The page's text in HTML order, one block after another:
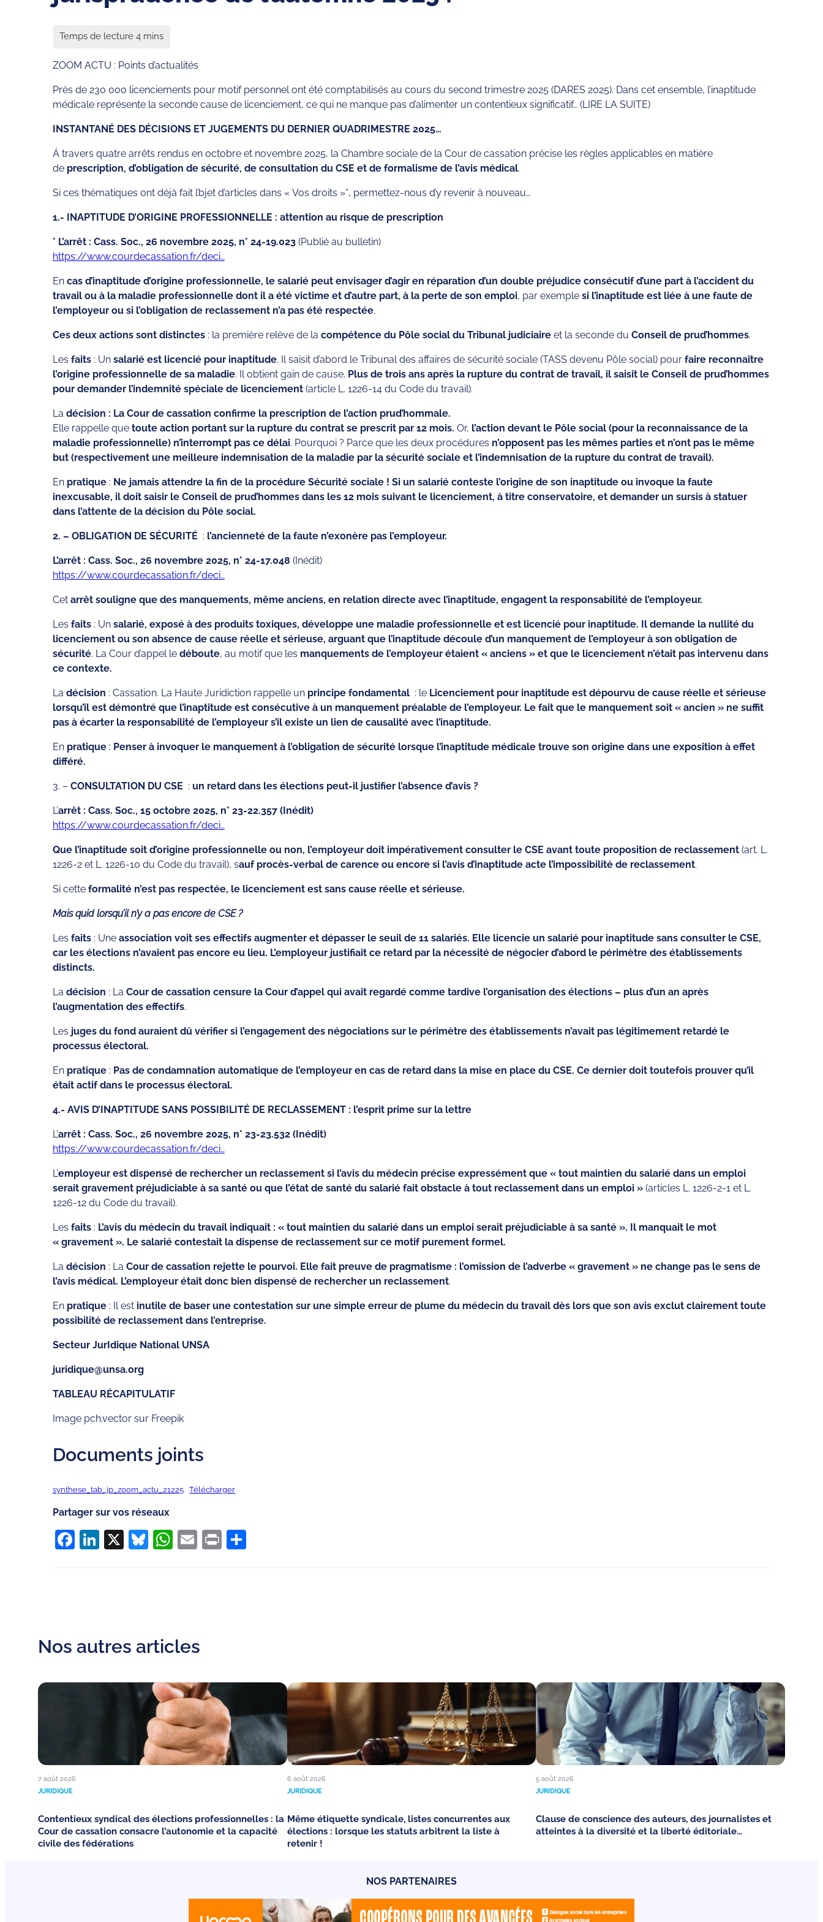
ZOOM ACTU : Points d’actualités
Près de 230 000 licenciements pour motif personnel ont été comptabilisés au cours du second trimestre 2025 (DARES 2025). Dans cet ensemble, l’inaptitude
médicale représente la seconde cause de licenciement, ce qui ne manque pas d’alimenter un contentieux significatif… (LIRE LA SUITE)
INSTANTANÉ DES DÉCISIONS ET JUGEMENTS DU DERNIER QUADRIMESTRE 2025…
Á travers quatre arrêts rendus en octobre et novembre 2025, la Chambre sociale de la Cour de cassation précise les règles applicables en matière
de prescription, d’obligation de sécurité, de consultation du CSE et de formalisme de l’avis médical.
Si ces thématiques ont déjà fait l’bjet d’articles dans « Vos droits »*, permettez-nous d’y revenir à nouveau…
1.- INAPTITUDE D’ORIGINE PROFESSIONNELLE : attention au risque de prescription
° L’arrêt : Cass. Soc., 26 novembre 2025, n° 24-19.023(Publié au bulletin)
https://www.courdecassation.fr/deci…
En cas d’inaptitude d’origine professionnelle, le salarié peut envisager d’agir en réparation d’un double préjudice consécutif d’une part à l’accident du
travail ou à la maladie professionnelle dont il a été victime et d’autre part, à la perte de son emploi, par exemple si l’inaptitude est liée à une faute de
l’employeur ou si l’obligation de reclassement n’a pas été respectée.
Ces deux actions sont distinctes: la première relève de la compétence du Pôle social du Tribunal judiciaire et la seconde du Conseil de prud’hommes.
Les faits: Un salarié est licencié pour inaptitude. Il saisit d’abord le Tribunal des affaires de sécurité sociale (TASS devenu Pôle social) pourfaire reconnaître
l’origine professionnelle de sa maladie. Il obtient gain de cause. Plus de trois ans après la rupture du contrat de travail, il saisit le Conseil de prud’hommes
pour demander l’indemnité spéciale de licenciement(article L. 1226-14 du Code du travail).
La décision : La Cour de cassation confirme la prescription de l’action prud’hommale.
Elle rappelle quetoute action portant sur la rupture du contrat se prescrit par 12 mois. Or, l’action devant le Pôle social (pour la reconnaissance de la
maladie professionnelle) n’interrompt pas ce délai. Pourquoi ? Parce que les deux procédures n’opposent pas les mêmes parties et n’ont pas le même
but (respectivement une meilleure indemnisation de la maladie par la sécurité sociale et l’indemnisation de la rupture du contrat de travail).
En pratique: Ne jamais attendre la fin de la procédure Sécurité sociale ! Si un salarié conteste l’origine de son inaptitude ou invoque la faute
inexcusable, il doit saisir le Conseil de prud’hommes dans les 12 mois suivant le licenciement, à titre conservatoire, et demander un sursis à statuer
dans l’attente de la décision du Pôle social.
2. – OBLIGATION DE SÉCURITÉ : l’ancienneté de la faute n’exonère pas l’employeur.
L’arrêt : Cass. Soc., 26 novembre 2025, n° 24-17.048 (Inédit)
https://www.courdecassation.fr/deci…
Cet arrêt souligne que des manquements, même anciens, en relation directe avec l’inaptitude, engagent la responsabilité de l’employeur.
Les faits: Un salarié, exposé à des produits toxiques, développe une maladie professionnelle et est licencié pour inaptitude. Il demande la nullité du
licenciement ou son absence de cause réelle et sérieuse, arguant que l’inaptitude découle d’un manquement de l’employeur à son obligation de
sécurité. La Cour d’appel le déboute, au motif que les manquements de l’employeur étaient « anciens » et que le licenciement n’était pas intervenu dans
ce contexte.
La décision : Cassation. La Haute Juridiction rappelle un principe fondamental : le Licenciement pour inaptitude est dépourvu de cause réelle et sérieuse
lorsqu’il est démontré que l’inaptitude est consécutive à un manquement préalable de l’employeur. Le fait que le manquement soit « ancien » ne suffit
pas à écarter la responsabilité de l’employeur s’il existe un lien de causalité avec l’inaptitude.
En pratique: Penser à invoquer le manquement à l’obligation de sécurité lorsque l’inaptitude médicale trouve son origine dans une exposition à effet
différé.
3. – CONSULTATION DU CSE : un retard dans les élections peut-il justifier l’absence d’avis ?
L’arrêt : Cass. Soc., 15 octobre 2025, n° 23-22.357 (Inédit)
https://www.courdecassation.fr/deci…
Que l’inaptitude soit d’origine professionnelle ou non, l’employeur doit impérativement consulter le CSE avant toute proposition de reclassement (art. L.
1226-2 et L. 1226-10 du Code du travail), sauf procès-verbal de carence ou encore si l’avis d’inaptitude acte l’impossibilité de reclassement.
Si cette formalité n’est pas respectée, le licenciement est sans cause réelle et sérieuse.
Mais quid lorsqu’il n’y a pas encore de CSE ?
Les faits: Une association voit ses effectifs augmenter et dépasser le seuil de 11 salariés. Elle licencie un salarié pour inaptitude sans consulter le CSE,
car les élections n’avaient pas encore eu lieu. L’employeur justifiait ce retard par la nécessité de négocier d’abord le périmètre des établissements
distincts.
La décision : La Cour de cassation censure la Cour d’appel qui avait regardé comme tardive l’organisation des élections – plus d’un an après
l’augmentation des effectifs.
Les juges du fond auraient dû vérifier si l’engagement des négociations sur le périmètre des établissements n’avait pas légitimement retardé le
processus électoral.
En pratique: Pas de condamnation automatique de l’employeur en cas de retard dans la mise en place du CSE. Ce dernier doit toutefois prouver qu’il
était actif dans le processus électoral.
4.- AVIS D’INAPTITUDE SANS POSSIBILITÉ DE RECLASSEMENT : l’esprit prime sur la lettre
L’arrêt : Cass. Soc., 26 novembre 2025, n° 23-23.532 (Inédit)
https://www.courdecassation.fr/deci…
L’employeur est dispensé de rechercher un reclassement si l’avis du médecin précise expressément que « tout maintien du salarié dans un emploi
serait gravement préjudiciable à sa santé ou que l’état de santé du salarié fait obstacle à tout reclassement dans un emploi » (articles L. 1226-2-1 et L.
1226-12 du Code du travail).
Les faits: L’avis du médecin du travail indiquait : « tout maintien du salarié dans un emploi serait préjudiciable à sa santé ». Il manquait le mot
« gravement ». Le salarié contestait la dispense de reclassement sur ce motif purement formel.
La décision : La Cour de cassation rejette le pourvoi. Elle fait preuve de pragmatisme : l’omission de l’adverbe « gravement » ne change pas le sens de
l’avis médical. L’employeur était donc bien dispensé de rechercher un reclassement.
En pratique: Il est inutile de baser une contestation sur une simple erreur de plume du médecin du travail dès lors que son avis exclut clairement toute
possibilité de reclassement dans l’entreprise.
Secteur JurIdique National UNSA
juridique@unsa.org
TABLEAU RÉCAPITULATIF
Image pch.vector sur Freepik
Documents joints
synthese_tab_jp_zoom_actu_21225 Télécharger
Partager sur vos réseaux
Facebook
LinkedIn
X Bluesky
WhatsApp
Email
PrintPartager
Nos autres articles
7 août 2026
JURIDIQUE
Contentieux syndical des élections professionnelles : la
Cour de cassation consacre l’autonomie et la capacité
civile des fédérations
6 août 2026
JURIDIQUE
Même étiquette syndicale, listes concurrentes aux
élections : lorsque les statuts arbitrent la liste à
retenir !
5 août 2026
JURIDIQUE
Clause de conscience des auteurs, des journalistes et
atteintes à la diversité et la liberté éditoriale…
NOS PARTENAIRES